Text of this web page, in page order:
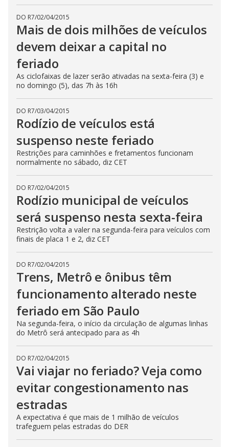
DO R7/02/04/2015
Mais de dois milhões de veículos
devem deixar a capital no
feriado
As ciclofaixas de lazer serão ativadas na sexta-feira (3) e
no domingo (5), das 7h às 16h
DO R7/03/04/2015
Rodízio de veículos está
suspenso neste feriado
Restrições para caminhões e fretamentos funcionam
normalmente no sábado, diz CET
DO R7/02/04/2015
Rodízio municipal de veículos
será suspenso nesta sexta-feira
Restrição volta a valer na segunda-feira para veículos com
finais de placa 1 e 2, diz CET
DO R7/02/04/2015
Trens, Metrô e ônibus têm
funcionamento alterado neste
feriado em São Paulo
Na segunda-feira, o início da circulação de algumas linhas
do Metrô será antecipado para as 4h
DO R7/02/04/2015
Vai viajar no feriado? Veja como
evitar congestionamento nas
estradas
A expectativa é que mais de 1 milhão de veículos
trafeguem pelas estradas do DER